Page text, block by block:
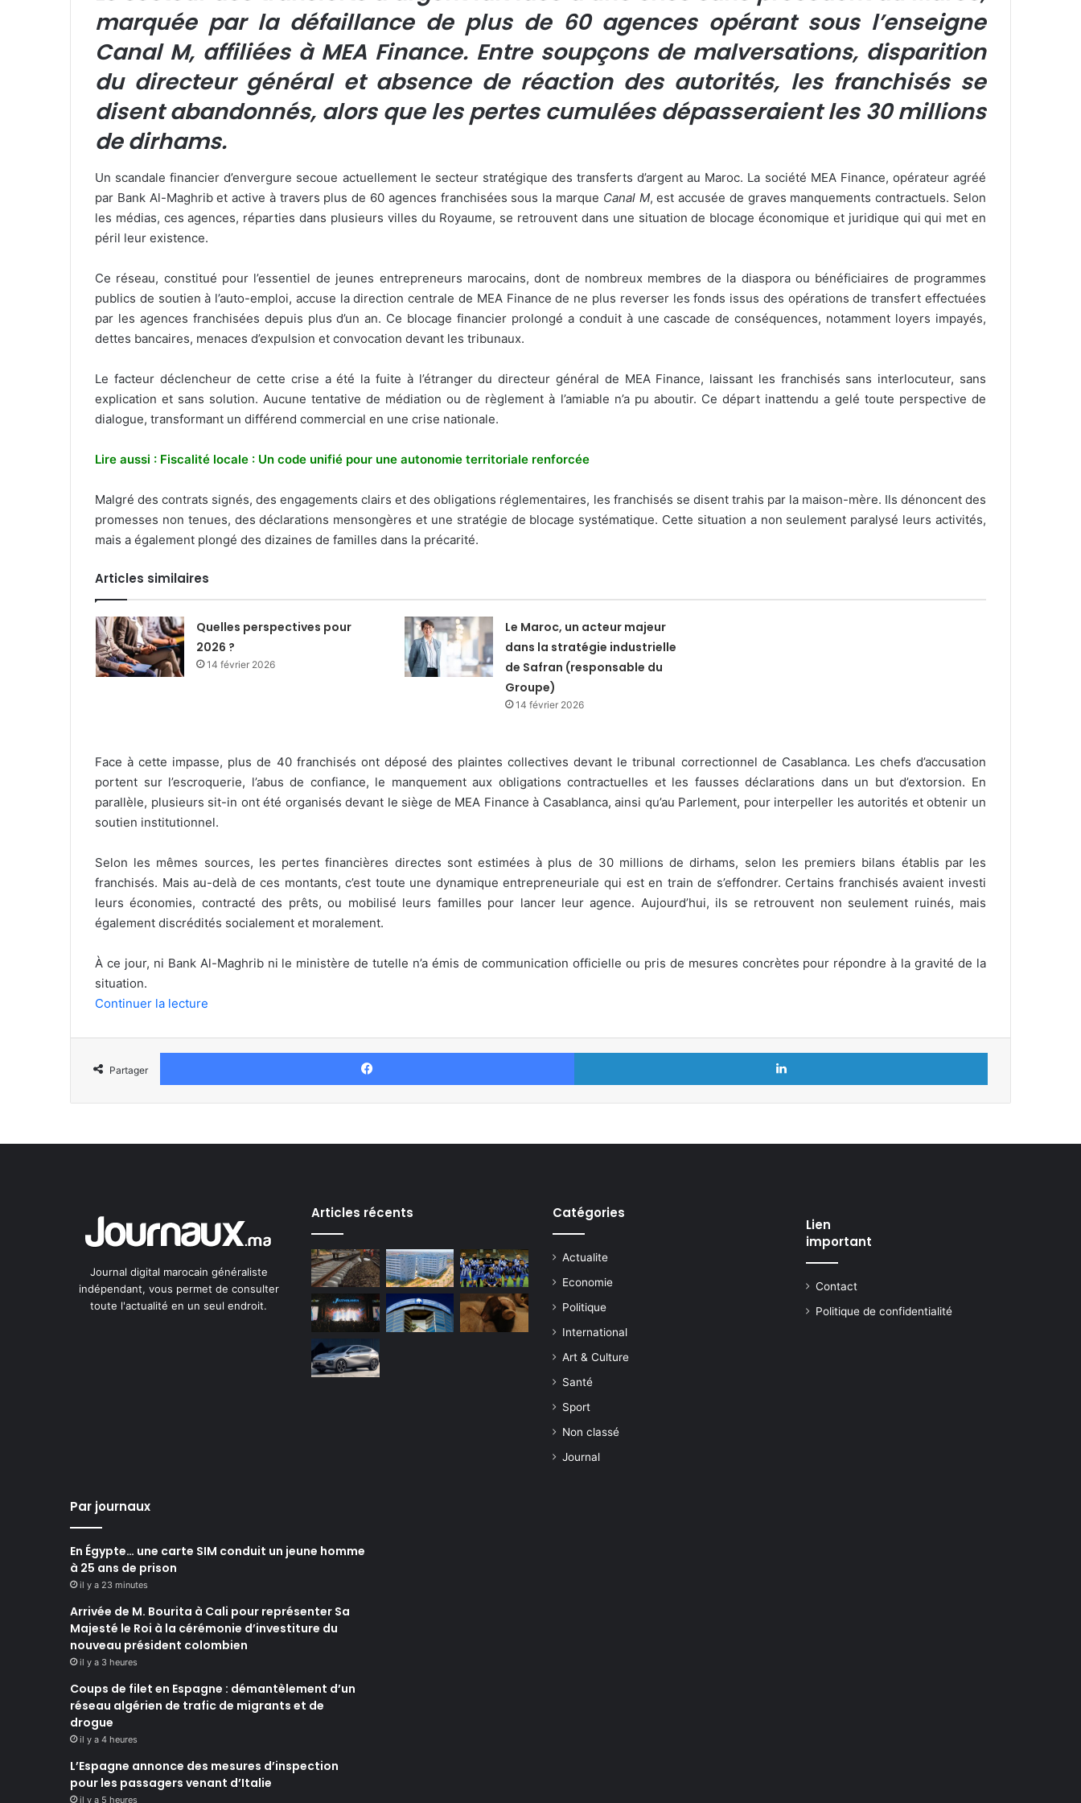
marquée par la défaillance de plus de 60 agences opérant sous l’enseigne
Canal M, affiliées à MEA Finance. Entre soupçons de malversations, disparition
du directeur général et absence de réaction des autorités, les franchisés se
disent abandonnés, alors que les pertes cumulées dépasseraient les 30 millions
de dirhams.
Un scandale financier d’envergure secoue actuellement le secteur stratégique des transferts d’argent au Maroc. La société MEA Finance, opérateur agréé
par Bank Al-Maghrib et active à travers plus de 60 agences franchisées sous la marque Canal M, est accusée de graves manquements contractuels. Selon
les médias, ces agences, réparties dans plusieurs villes du Royaume, se retrouvent dans une situation de blocage économique et juridique qui qui met en
péril leur existence.
Ce réseau, constitué pour l’essentiel de jeunes entrepreneurs marocains, dont de nombreux membres de la diaspora ou bénéficiaires de programmes
publics de soutien à l’auto-emploi, accuse la direction centrale de MEA Finance de ne plus reverser les fonds issus des opérations de transfert effectuées
par les agences franchisées depuis plus d’un an. Ce blocage financier prolongé a conduit à une cascade de conséquences, notamment loyers impayés,
dettes bancaires, menaces d’expulsion et convocation devant les tribunaux.
Le facteur déclencheur de cette crise a été la fuite à l’étranger du directeur général de MEA Finance, laissant les franchisés sans interlocuteur, sans
explication et sans solution. Aucune tentative de médiation ou de règlement à l’amiable n’a pu aboutir. Ce départ inattendu a gelé toute perspective de
dialogue, transformant un différend commercial en une crise nationale.
Lire aussi : Fiscalité locale : Un code unifié pour une autonomie territoriale renforcée
Malgré des contrats signés, des engagements clairs et des obligations réglementaires, les franchisés se disent trahis par la maison-mère. Ils dénoncent des
promesses non tenues, des déclarations mensongères et une stratégie de blocage systématique. Cette situation a non seulement paralysé leurs activités,
mais a également plongé des dizaines de familles dans la précarité.
Articles similaires
Quelles perspectives pour
2026 ?
14 février 2026
Le Maroc, un acteur majeur
dans la stratégie industrielle
de Safran (responsable du
Groupe)
14 février 2026
Face à cette impasse, plus de 40 franchisés ont déposé des plaintes collectives devant le tribunal correctionnel de Casablanca. Les chefs d’accusation
portent sur l’escroquerie, l’abus de confiance, le manquement aux obligations contractuelles et les fausses déclarations dans un but d’extorsion. En
parallèle, plusieurs sit-in ont été organisés devant le siège de MEA Finance à Casablanca, ainsi qu’au Parlement, pour interpeller les autorités et obtenir un
soutien institutionnel.
Selon les mêmes sources, les pertes financières directes sont estimées à plus de 30 millions de dirhams, selon les premiers bilans établis par les
franchisés. Mais au-delà de ces montants, c’est toute une dynamique entrepreneuriale qui est en train de s’effondrer. Certains franchisés avaient investi
leurs économies, contracté des prêts, ou mobilisé leurs familles pour lancer leur agence. Aujourd’hui, ils se retrouvent non seulement ruinés, mais
également discrédités socialement et moralement.
À ce jour, ni Bank Al-Maghrib ni le ministère de tutelle n’a émis de communication officielle ou pris de mesures concrètes pour répondre à la gravité de la
situation.
Continuer la lecture
Partager
Facebook Linkedin
Journal digital marocain généraliste
indépendant, vous permet de consulter
toute l'actualité en un seul endroit.
Articles récents Catégories
Actualite
Economie
Politique
International
Art & Culture
Santé
Sport
Non classé
Journal
Lien
important
Contact
Politique de confidentialité
Par journaux
En Égypte… une carte SIM conduit un jeune homme
à 25 ans de prison
il y a 23 minutes
Arrivée de M. Bourita à Cali pour représenter Sa
Majesté le Roi à la cérémonie d’investiture du
nouveau président colombien
il y a 3 heures
Coups de filet en Espagne : démantèlement d’un
réseau algérien de trafic de migrants et de
drogue
il y a 4 heures
L’Espagne annonce des mesures d’inspection
pour les passagers venant d’Italie
il y a 5 heures